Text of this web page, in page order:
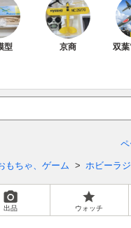
型 京商 双
もちゃ、ゲーム ホビーラ
出品 ウォッチ